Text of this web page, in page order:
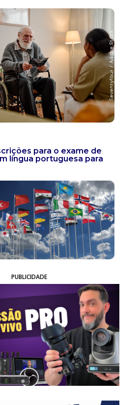
para o exame de
língua portuguesa para
PUBLICIDADE